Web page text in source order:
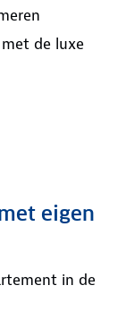
de luxe
eigen
in de